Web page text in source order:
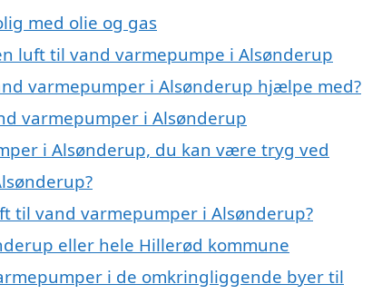
med olie og gas
luft til vand varmepumpe i Alsønderup
varmepumper i Alsønderup hjælpe med?
varmepumper i Alsønderup
i Alsønderup, du kan være tryg ved
til vand varmepumper i Alsønderup?
eller hele Hillerød kommune
i de omkringliggende byer til